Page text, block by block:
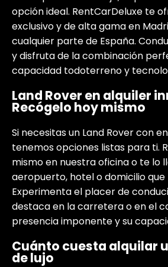
opción ideal. RentCarDeluxe te
exclusivo y de alta gama en
cualquier parte de España.
y disfruta de la combinación
capacidad todoterreno y
Land Rover en alquiler
Recógelo hoy mismo
Si necesitas un Land Rover con
tenemos opciones listas para ti.
mismo en nuestra oficina o te lo
aeropuerto, hotel o domicilio que
Experimenta el placer de
destaca en la carretera o en el
presencia imponente y su
Cuánto cuesta alquilar
de lujo